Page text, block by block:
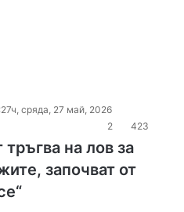
сряда, 27 май, 2026
2
423
на лов за
започват от